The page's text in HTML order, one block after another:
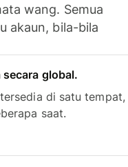
wang. Semua
akaun, bila-bila
secara global.
di satu tempat,
saat.